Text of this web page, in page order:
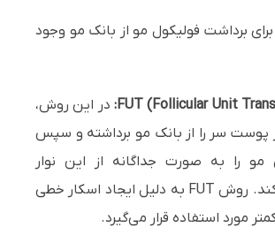
برداشت فولیکول مو از بانک مو وجود
FUT (Follicular Unit در این روش،
پوست سر را از بانک مو برداشته و سپس
مو را به صورت جداگانه از این نوار
استخراج می‌کند. روش FUT به دلیل ایجاد اسکار خطی
مورد استفاده قرار می‌گیرد.